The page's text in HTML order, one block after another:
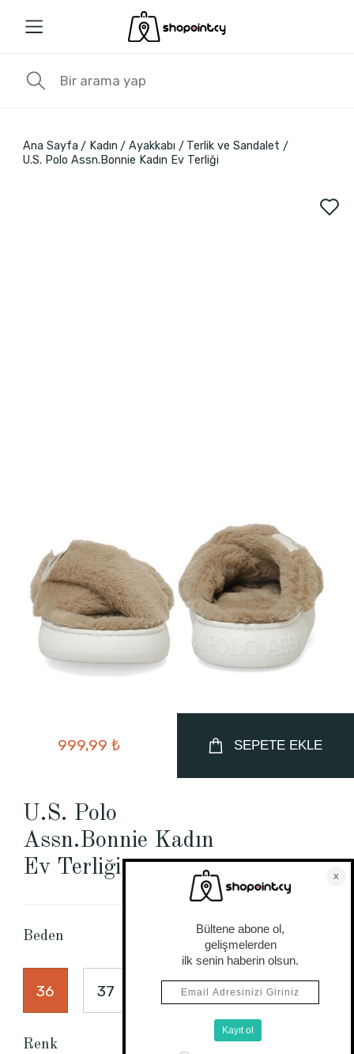
Ana Sayfa Kadın Ayakkabı
Terlik ve Sandalet
U.S. Polo Assn.Bonnie Kadın Ev Terliği
999,99 ₺ SEPETE EKLE
U.S. Polo
Assn.Bonnie Kadın
Ev Terliği
Beden Beden Tablosu
36 37 39 40
Renk